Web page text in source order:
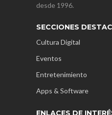
desde 1996.
SECCIONES
Cultura Digital
Eventos
Entretenimiento
Apps & Software
ENLACES DE